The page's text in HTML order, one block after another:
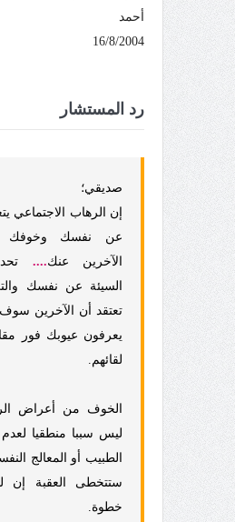
أحمد
16/8/2004
رد المستشار
صديقي؛
إن الرهاب الاجتماعي
عن نفسك وخوفك
الآخرين عنك....
السيئة عن نفسك
تعتقد أن الآخرين سوف
يعرفون عيوبك فور
لقائهم.
الخوف من أعراض
ليس سببا منطقيا
الطبيب أو المعالج
ستتخطى العقبة إن
خطوة.